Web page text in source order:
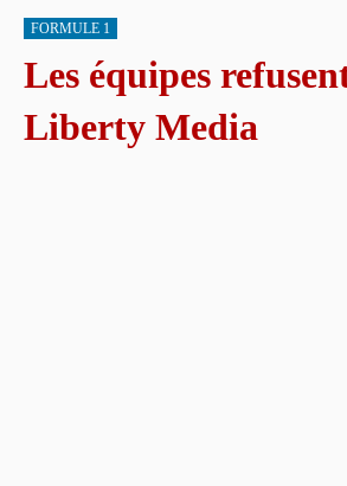
FORMULE 1
Les équipes
Liberty Media